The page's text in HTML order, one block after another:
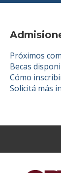
Próximos
Becas
Cómo
Solicitá más